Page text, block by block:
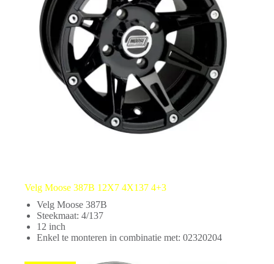
Velg Moose 387B 12X7 4X137 4+3
Velg Moose 387B
Steekmaat: 4/137
12 inch
Enkel te monteren in combinatie met: 02320204